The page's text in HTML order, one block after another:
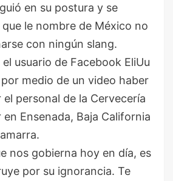
en su postura y se
le nombre de México no
con ningún slang.
usuario de Facebook EliUu
medio de un video haber
personal de la Cervecería
Ensenada, Baja California
nos gobierna hoy en día, es
por su ignorancia. Te